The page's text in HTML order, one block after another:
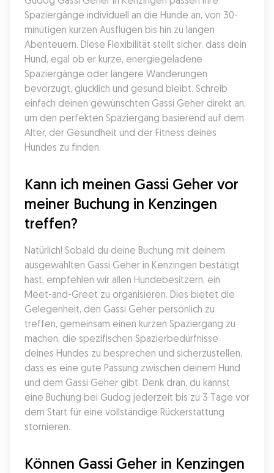
Spaziergänge individuell an die Hunde an, von 30-
minütigen kurzen Ausflügen bis hin zu langen
Abenteuern. Diese Flexibilität stellt sicher, dass dein
Hund, egal ob er kurze, energiegeladene
Spaziergänge oder längere Wanderungen
bevorzugt, glücklich und gesund bleibt. Schreib
einfach deinen gewünschten Gassi Geher direkt an,
um den perfekten Spaziergang basierend auf dem
Alter, der Gesundheit und der Fitness deines
Hundes zu finden.
Kann ich meinen Gassi Geher vor
meiner Buchung in Kenzingen
treffen?
Natürlich! Sobald du deine Buchung mit deinem
ausgewählten Gassi Geher in Kenzingen bestätigt
hast, empfehlen wir allen Hundebesitzern, ein
Meet-and-Greet zu organisieren. Dies bietet die
Gelegenheit, den Gassi Geher persönlich zu
treffen, gemeinsam einen kurzen Spaziergang zu
machen, die spezifischen Spazierbedürfnisse
deines Hundes zu besprechen und sicherzustellen,
dass es eine gute Passung zwischen deinem Hund
und dem Gassi Geher gibt. Denk dran, du kannst
eine Buchung bei Gudog jederzeit bis zu 3 Tage vor
dem Start für eine vollständige Rückerstattung
stornieren.
Können Gassi Geher in Kenzingen